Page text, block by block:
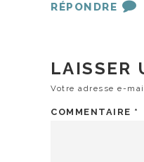
RÉPONDRE
LAISSER
Votre adresse e-
COMMENTAIRE *